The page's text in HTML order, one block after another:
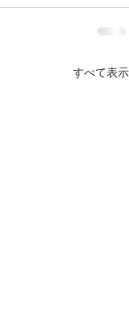
すべて表示